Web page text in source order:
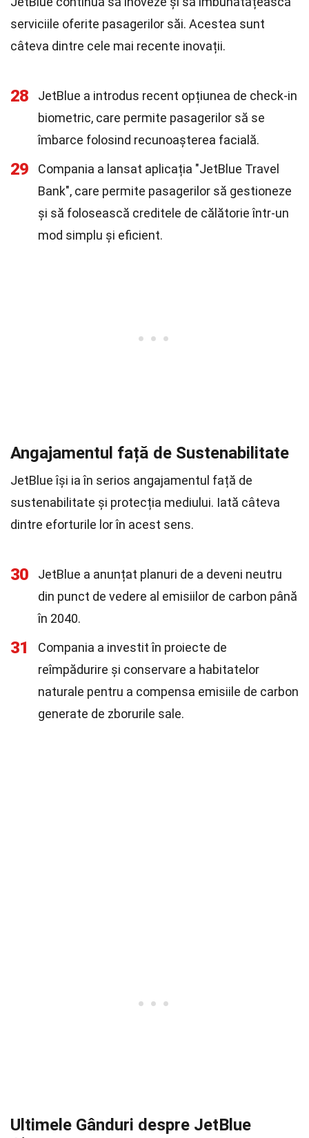
serviciile oferite pasagerilor săi. Acestea sunt
câteva dintre cele mai recente inovații.
28
JetBlue a introdus recent opțiunea de check-in
biometric, care permite pasagerilor să se
îmbarce folosind recunoașterea facială.
29
Compania a lansat aplicația "JetBlue Travel
Bank", care permite pasagerilor să gestioneze
și să folosească creditele de călătorie într-un
mod simplu și eficient.
Angajamentul față de Sustenabilitate
JetBlue își ia în serios angajamentul față de
sustenabilitate și protecția mediului. Iată câteva
dintre eforturile lor în acest sens.
30
JetBlue a anunțat planuri de a deveni neutru
din punct de vedere al emisiilor de carbon până
în 2040.
31
Compania a investit în proiecte de
reîmpădurire și conservare a habitatelor
naturale pentru a compensa emisiile de carbon
generate de zborurile sale.
Ultimele Gânduri despre JetBlue